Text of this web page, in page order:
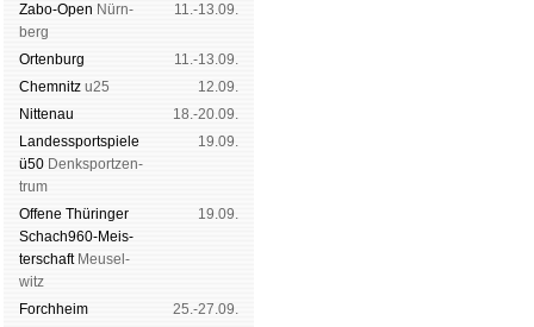
Zabo-Open Nürn­
berg
11.-13.09.
Orten­burg
11.-13.09.
Chem­nitz u25
12.09.
Nitte­nau
18.-20.09.
Landes­sport­spiele
ü50 Denk­sport­zen­
trum
19.09.
Offene Thü­rin­ger
Schach960-Meis­
ter­schaftMeu­sel­
witz
19.09.
Forch­heim
25.-27.09.